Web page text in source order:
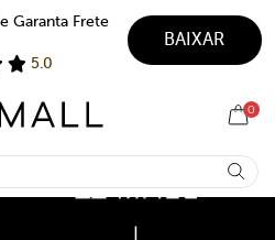
Garanta Frete
5.0
BAIXAR
0